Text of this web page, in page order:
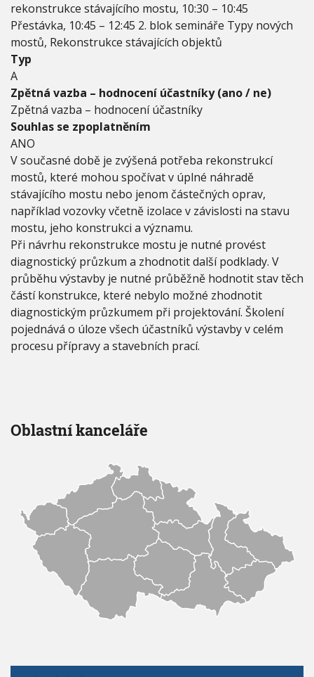
s
t
a
v
e
b
n
í
h
o
d
o
z
o
r
u
,
d
e
m
o
l
i
e
rekonstrukce stávajícího mostu, 10:30 – 10:45
Přestávka, 10:45 – 12:45 2. blok semináře Typy nových
mostů, Rekonstrukce stávajících objektů
Typ
A
Zpětná vazba – hodnocení účastníky (ano / ne)
Zpětná vazba – hodnocení účastníky
Souhlas se zpoplatněním
ANO
V současné době je zvýšená potřeba rekonstrukcí
mostů, které mohou spočívat v úplné náhradě
stávajícího mostu nebo jenom částečných oprav,
například vozovky včetně izolace v závislosti na stavu
mostu, jeho konstrukci a významu.
Při návrhu rekonstrukce mostu je nutné provést
diagnostický průzkum a zhodnotit další podklady. V
průběhu výstavby je nutné průběžně hodnotit stav těch
částí konstrukce, které nebylo možné zhodnotit
diagnostickým průzkumem při projektování. Školení
pojednává o úloze všech účastníků výstavby v celém
procesu přípravy a stavebních prací.
Oblastní kanceláře